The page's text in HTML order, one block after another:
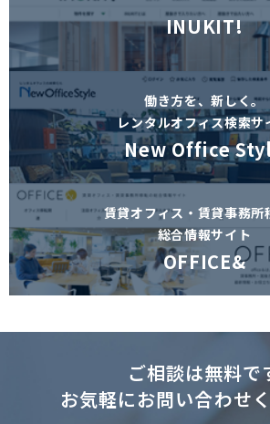
INUKIT!
働き方を、新しく。
レンタルオフィス検索サ
New Office
賃貸オフィス・賃貸事務所
総合情報サイト
OFFICE&
ご相談は無料で
お気軽にお問い合わせ